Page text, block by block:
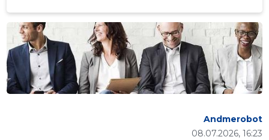
08.07.2026, 16:23
Andmerobot